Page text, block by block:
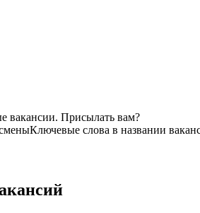
вакансии. Присылать вам?
Ключевые слова в названии